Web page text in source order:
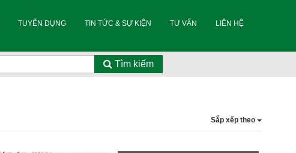
TUYỂN DỤNG TIN TỨC & SỰ KIỆN TƯ VẤN LIÊN HỆ
Tìm kiếm
Sắp xếp theo